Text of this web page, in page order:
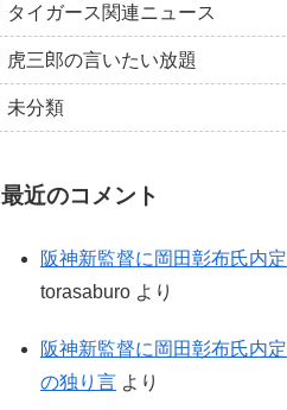
タイガース関連ニュース
虎三郎の言いたい放題
未分類
最近のコメント
阪神新監督に岡田彰布氏内定
torasaburo より
阪神新監督に岡田彰布氏内定
の独り言 より